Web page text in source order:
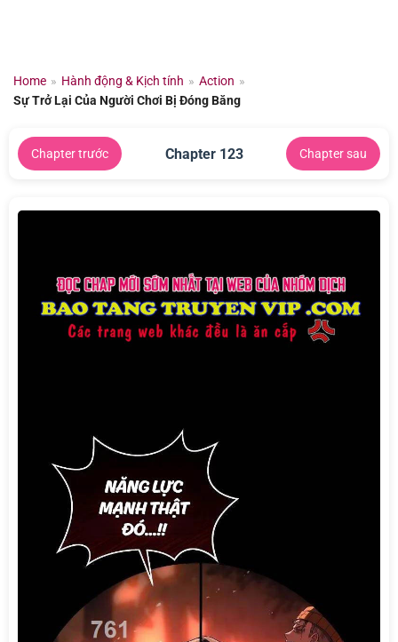
dungHome » Hành động & Kịch tính » Action »
Sự Trở Lại Của Người Chơi Bị Đóng Băng
Chapter trước Chapter 123 Chapter sau